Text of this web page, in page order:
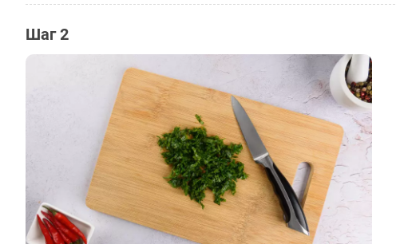
Шаг 2